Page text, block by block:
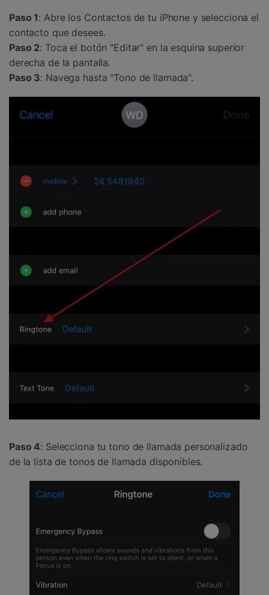
Paso 1: Abre los Contactos de tu iPhone y selecciona el
contacto que desees.
Paso 2: Toca el botón "Editar" en la esquina superior
derecha de la pantalla.
Paso 3: Navega hasta "Tono de llamada".
Paso 4: Selecciona tu tono de llamada personalizado
de la lista de tonos de llamada disponibles.